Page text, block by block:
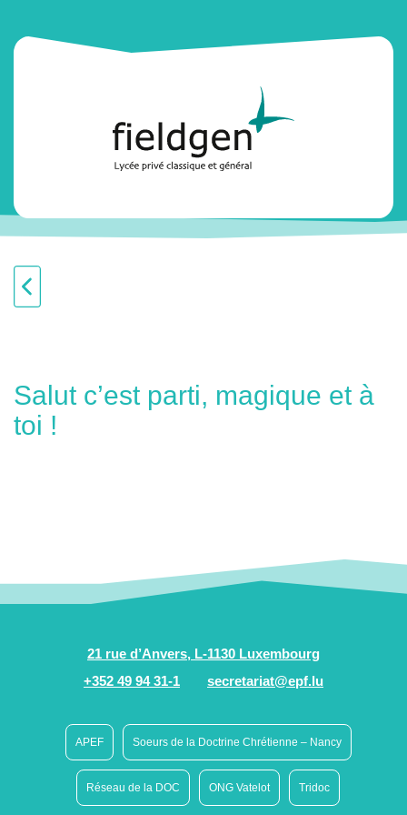
Salut c’est parti, magique et à
toi !
21 rue d’Anvers, L-1130 Luxembourg
+352 49 94 31-1
secretariat@epf.lu
APEF Soeurs de la Doctrine Chrétienne – Nancy
Réseau de la DOC ONG Vatelot Tridoc